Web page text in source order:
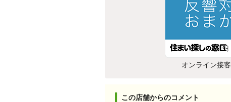
オンライン接
この店舗からのコメント